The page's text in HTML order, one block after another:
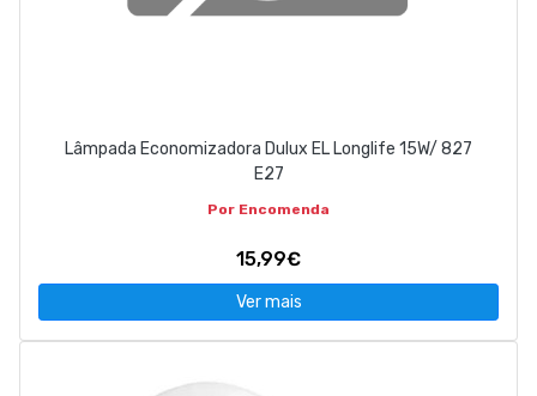
Lâmpada Economizadora Dulux EL Longlife 15W/ 827
E27
Por Encomenda
15,99€
Ver mais